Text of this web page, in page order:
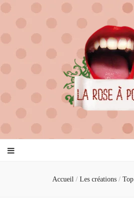
la rose à pois
Accueil / Les créations / Top